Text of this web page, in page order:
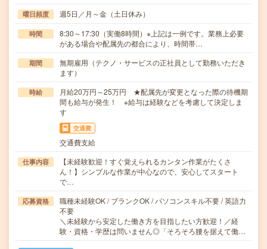
曜日頻度 週5日／月～金（土日休み）
時間
8:30～17:30（実働8時間）※上記は一例です。業務上必要
がある場合や配属先の都合により、時間帯…
期間
無期雇用（テクノ・サービスの正社員として勤務いただき
ます）
時給
月給20万円～25万円 ★配属先が変更となった際の待機期
間も給与が発生！ ※給与は経験などを考慮して決定しま
す
交通費
交通費支給
仕事内容
【未経験歓迎！すぐ覚えられるカンタン作業がたくさ
ん！】シンプルな作業が中心なので、安心してスタート
で…
応募資格
職種未経験OK / ブランクOK / パソコンスキル不要 / 英語力
不要
＼未経験から安定した働き方を目指したい方歓迎！／経
験・資格・学歴は問いません◎「そろそろ腰を据えて働…